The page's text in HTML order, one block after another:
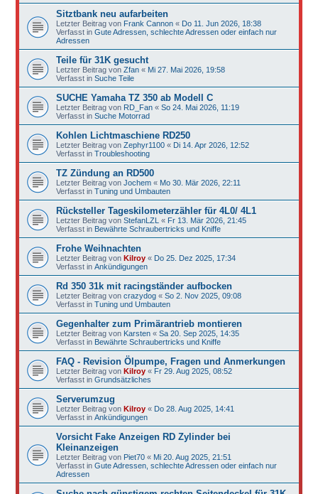
Sitztbank neu aufarbeiten
Letzter Beitrag von Frank Cannon« Do 11. Jun 2026, 18:38
Verfasst in Gute Adressen, schlechte Adressen oder einfach nur
Adressen
Teile für 31K gesucht
Letzter Beitrag von Zfan« Mi 27. Mai 2026, 19:58
Verfasst in Suche Teile
SUCHE Yamaha TZ 350 ab Modell C
Letzter Beitrag von RD_Fan« So 24. Mai 2026, 11:19
Verfasst in Suche Motorrad
Kohlen Lichtmaschiene RD250
Letzter Beitrag von Zephyr1100« Di 14. Apr 2026, 12:52
Verfasst in Troubleshooting
TZ Zündung an RD500
Letzter Beitrag von Jochem« Mo 30. Mär 2026, 22:11
Verfasst in Tuning und Umbauten
Rücksteller Tageskilometerzähler für 4L0/ 4L1
Letzter Beitrag von StefanLZL « Fr 13. Mär 2026, 21:45
Verfasst in Bewährte Schraubertricks und Kniffe
Frohe Weihnachten
Letzter Beitrag von Kilroy« Do 25. Dez 2025, 17:34
Verfasst in Ankündigungen
Rd 350 31k mit racingständer aufbocken
Letzter Beitrag von crazydog« So 2. Nov 2025, 09:08
Verfasst in Tuning und Umbauten
Gegenhalter zum Primärantrieb montieren
Letzter Beitrag von Karsten« Sa 20. Sep 2025, 14:35
Verfasst in Bewährte Schraubertricks und Kniffe
FAQ - Revision Ölpumpe, Fragen und Anmerkungen
Letzter Beitrag von Kilroy« Fr 29. Aug 2025, 08:52
Verfasst in Grundsätzliches
Serverumzug
Letzter Beitrag von Kilroy« Do 28. Aug 2025, 14:41
Verfasst in Ankündigungen
Vorsicht Fake Anzeigen RD Zylinder bei
Kleinanzeigen
Letzter Beitrag von Piet70« Mi 20. Aug 2025, 21:51
Verfasst in Gute Adressen, schlechte Adressen oder einfach nur
Adressen